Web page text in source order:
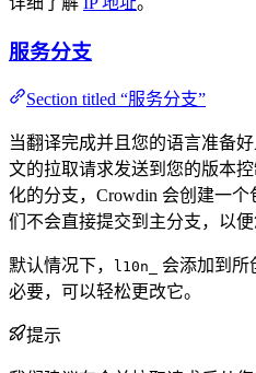
服务分支
Section titled “服务分支”
当翻译完成并且您的语言准备
文的拉取请求发送到您的版本
化的分支，Crowdin 会创建一
们不会直接提交到主分支，以便
默认情况下， l10n_
会添加到所
必要，可以轻松更改它。
提示